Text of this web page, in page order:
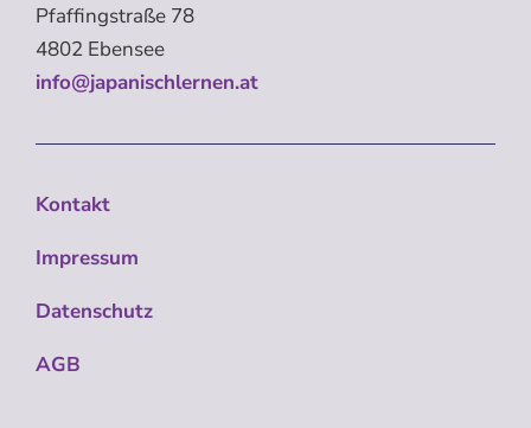
Pfaffingstraße 78
4802 Ebensee
info@japanischlernen.at
Kontakt
Impressum
Datenschutz
AGB